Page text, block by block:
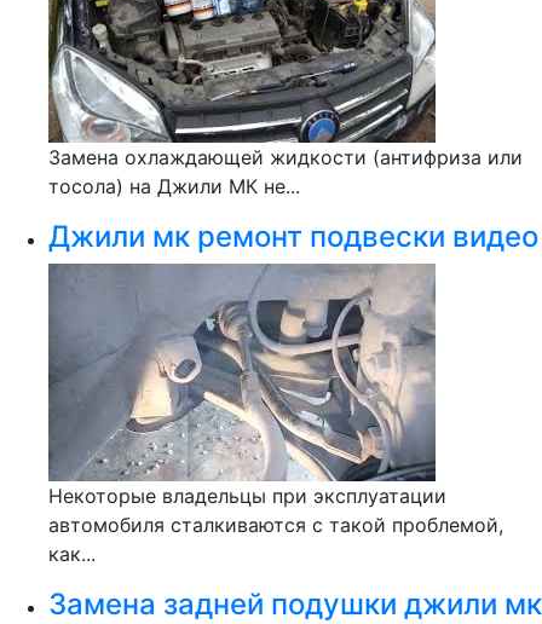
Замена охлаждающей жидкости (антифриза или
тосола) на Джили МК не...
Джили мк ремонт подвески видео
Некоторые владельцы при эксплуатации
автомобиля сталкиваются с такой проблемой,
как...
Замена задней подушки джили мк